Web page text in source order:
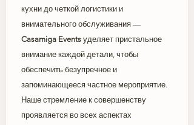
кухни до четкой логистики и
внимательного обслуживания —
Casamiga Events уделяет пристальное
внимание каждой детали, чтобы
обеспечить безупречное и
запоминающееся частное мероприятие.
Наше стремление к совершенству
проявляется во всех аспектах